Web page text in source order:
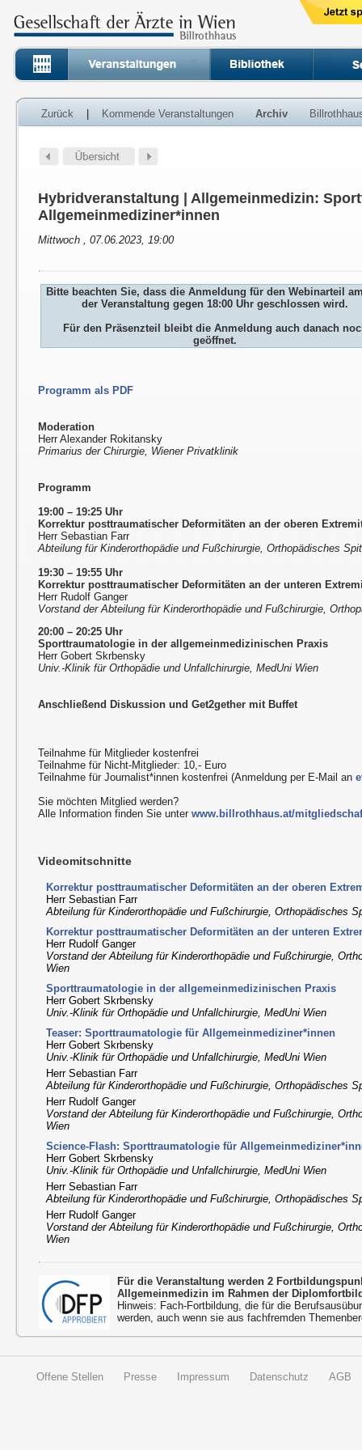
Zurück Kommende Veranstaltungen Archiv
Hybridveranstaltung | Allgemeinmedizin:
Allgemeinmediziner*innen
Mittwoch , 07.06.2023, 19:00
Bitte beachten Sie, dass die Anmeldung für den Webinarteil
der Veranstaltung gegen 18:00 Uhr geschlossen wird.
Für den Präsenzteil bleibt die Anmeldung auch danach
geöffnet.
Programm als PDF
Moderation
Herr Alexander Rokitansky
Primarius der Chirurgie, Wiener Privatklinik
Programm
19:00 – 19:25 Uhr
Korrektur posttraumatischer Deformitäten an der oberen
Herr Sebastian Farr
Abteilung für Kinderorthopädie und Fußchirurgie, Orthopädisches
19:30 – 19:55 Uhr
Korrektur posttraumatischer Deformitäten an der unteren
Herr Rudolf Ganger
Vorstand der Abteilung für Kinderorthopädie und Fußchirurgie,
20:00 – 20:25 Uhr
Sporttraumatologie in der allgemeinmedizinischen Praxis
Herr Gobert Skrbensky
Univ.-Klinik für Orthopädie und Unfallchirurgie, MedUni Wien
Anschließend Diskussion und Get2gether mit Buffet
Teilnahme für Mitglieder kostenfrei
Teilnahme für Nicht-Mitglieder: 10,- Euro
Teilnahme für Journalist*innen kostenfrei (Anmeldung per E-Mail an
Sie möchten Mitglied werden?
Alle Information finden Sie unterwww.billrothhaus.at/
Videomitschnitte
Korrektur posttraumatischer Deformitäten an der oberen
Herr Sebastian Farr
Abteilung für Kinderorthopädie und Fußchirurgie, Orthopädisches
Korrektur posttraumatischer Deformitäten an der unteren
Herr Rudolf Ganger
Vorstand der Abteilung für Kinderorthopädie und Fußchirurgie,
Wien
Sporttraumatologie in der allgemeinmedizinischen Praxis
Herr Gobert Skrbensky
Univ.-Klinik für Orthopädie und Unfallchirurgie, MedUni Wien
Teaser: Sporttraumatologie für Allgemeinmediziner*innen
Herr Gobert Skrbensky
Univ.-Klinik für Orthopädie und Unfallchirurgie, MedUni Wien
Herr Sebastian Farr
Abteilung für Kinderorthopädie und Fußchirurgie, Orthopädisches
Herr Rudolf Ganger
Vorstand der Abteilung für Kinderorthopädie und Fußchirurgie,
Wien
Science-Flash: Sporttraumatologie für
Herr Gobert Skrbensky
Univ.-Klinik für Orthopädie und Unfallchirurgie, MedUni Wien
Herr Sebastian Farr
Abteilung für Kinderorthopädie und Fußchirurgie, Orthopädisches
Herr Rudolf Ganger
Vorstand der Abteilung für Kinderorthopädie und Fußchirurgie,
Wien
Für die Veranstaltung werden 2
Allgemeinmedizin im Rahmen der
Hinweis: Fach-Fortbildung, die für die
werden, auch wenn sie aus fachfremden
Offene Stellen Presse Impressum Datenschutz AGB